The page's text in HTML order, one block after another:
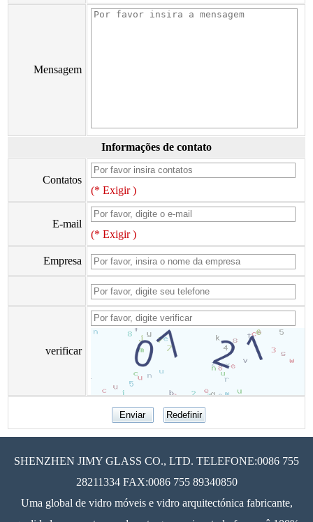
Mensagem
Informações de contato
Contatos
(* Exigir )
E-mail
(* Exigir )
Empresa
verificar
SHENZHEN JIMY GLASS CO., LTD. TELEFONE:0086 755
28211334 FAX:0086 755 89340850
Uma global de vidro móveis e vidro arquitectónica fabricante,